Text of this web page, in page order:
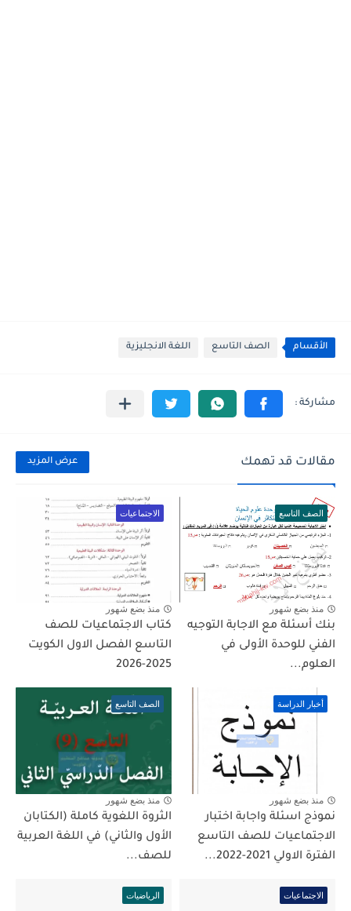
الأقسام الصف التاسع اللغة الانجليزية
مقالات قد تهمك عرض المزيد
الصف التاسع
منذ بضع شهور
بنك أسئلة مع الاجابة التوجيه
الفني للوحدة الأولى في
العلوم...
الاجتماعيات
منذ بضع شهور
كتاب الاجتماعيات للصف
التاسع الفصل الاول الكويت
2025-2026
أخبار الدراسة
منذ بضع شهور
نموذج اسئلة واجابة اختبار
الاجتماعيات للصف التاسع
الفترة الاولي 2021-2022...
الصف التاسع
منذ بضع شهور
الثروة اللغوية كاملة (الكتابان
الأول والثاني) في اللغة العربية
للصف...
الاجتماعيات الرياضيات